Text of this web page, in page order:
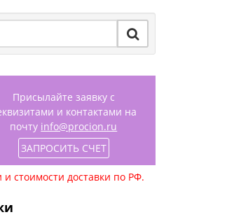
Присылайте заявку с
и контактами на
почту info@procion.ru
ЗАПРОСИТЬ СЧЕТ
стоимости доставки по РФ.